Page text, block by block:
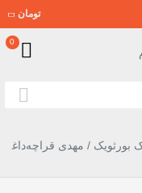
تومان
0
بورثویک / مهدی قراچه‌داغ